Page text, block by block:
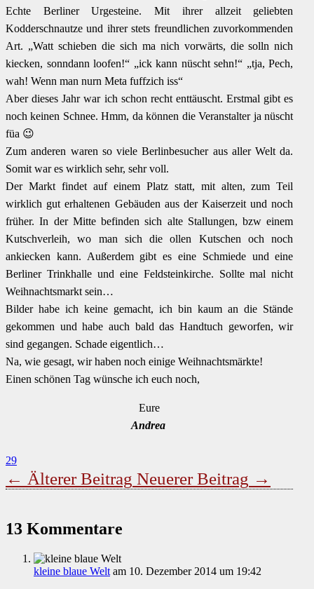
Echte Berliner Urgesteine. Mit ihrer allzeit geliebten
Kodderschnautze und ihrer stets freundlichen zuvorkommenden
Art. „Watt schieben die sich ma nich vorwärts, die solln nich
kiecken, sonndann loofen!“ „ick kann nüscht sehn!“ „tja, Pech,
wah! Wenn man nurn Meta fuffzich iss“
Aber dieses Jahr war ich schon recht enttäuscht. Erstmal gibt es
noch keinen Schnee. Hmm, da können die Veranstalter ja nüscht
füa 😉
Zum anderen waren so viele Berlinbesucher aus aller Welt da.
Somit war es wirklich sehr, sehr voll.
Der Markt findet auf einem Platz statt, mit alten, zum Teil
wirklich gut erhaltenen Gebäuden aus der Kaiserzeit und noch
früher. In der Mitte befinden sich alte Stallungen, bzw einem
Kutschverleih, wo man sich die ollen Kutschen och noch
ankiecken kann. Außerdem gibt es eine Schmiede und eine
Berliner Trinkhalle und eine Feldsteinkirche. Sollte mal nicht
Weihnachtsmarkt sein…
Bilder habe ich keine gemacht, ich bin kaum an die Stände
gekommen und habe auch bald das Handtuch geworfen, wir
sind gegangen. Schade eigentlich…
Na, wie gesagt, wir haben noch einige Weihnachtsmärkte!
Einen schönen Tag wünsche ich euch noch,
Eure
Andrea
29
← Älterer Beitrag Neuerer Beitrag →
13 Kommentare
kleine blaue Welt am 10. Dezember 2014 um 19:42